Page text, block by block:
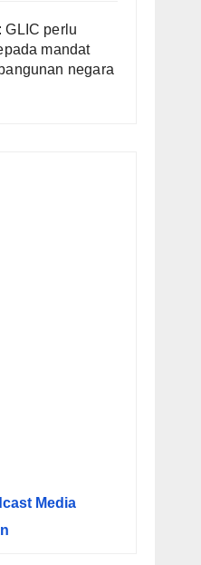
GLIC perlu
mandat
negara
Media